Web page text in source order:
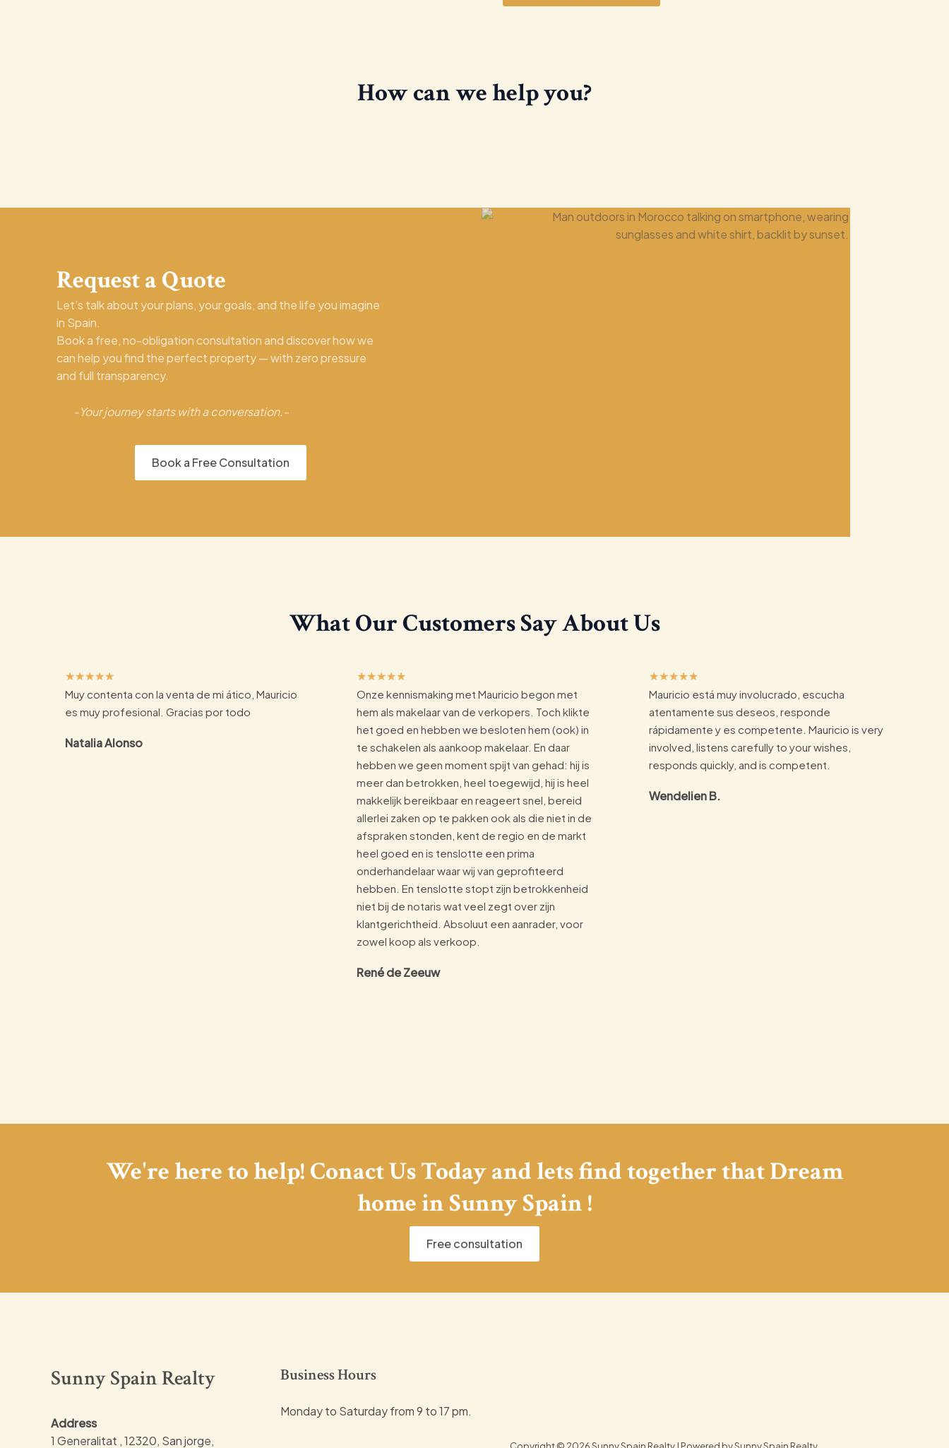
How can we help you?
Request a Quote
Let’s talk about your plans, your goals, and the life you imagine
in Spain.
Book a free, no-obligation consultation and discover how we
can help you find the perfect property — with zero pressure
and full transparency.
-Your journey starts with a conversation.-
Book a Free Consultation
What Our Customers Say About Us
★★★★★
/
5
Muy contenta con la venta de mi ático, Mauricio
es muy profesional. Gracias por todo
Natalia Alonso
★★★★★
/
5
Onze kennismaking met Mauricio begon met
hem als makelaar van de verkopers. Toch klikte
het goed en hebben we besloten hem (ook) in
te schakelen als aankoop makelaar. En daar
hebben we geen moment spijt van gehad: hij is
meer dan betrokken, heel toegewijd, hij is heel
makkelijk bereikbaar en reageert snel, bereid
allerlei zaken op te pakken ook als die niet in de
afspraken stonden, kent de regio en de markt
heel goed en is tenslotte een prima
onderhandelaar waar wij van geprofiteerd
hebben. En tenslotte stopt zijn betrokkenheid
niet bij de notaris wat veel zegt over zijn
klantgerichtheid. Absoluut een aanrader, voor
zowel koop als verkoop.
René de Zeeuw
★★★★★5
/
5
Mauricio está muy involucrado, escucha
atentamente sus deseos, responde
rápidamente y es competente. Mauricio is very
involved, listens carefully to your wishes,
responds quickly, and is competent.
Wendelien B.
We're here to help! Conact Us Today and lets find together that Dream
home in Sunny Spain !
Free consultation
Sunny Spain Realty
Address
1 Generalitat , 12320, San jorge,
Business Hours
Monday to Saturday from 9 to 17 pm.
Copyright © 2026 Sunny Spain Realty | Powered by Sunny Spain Realty